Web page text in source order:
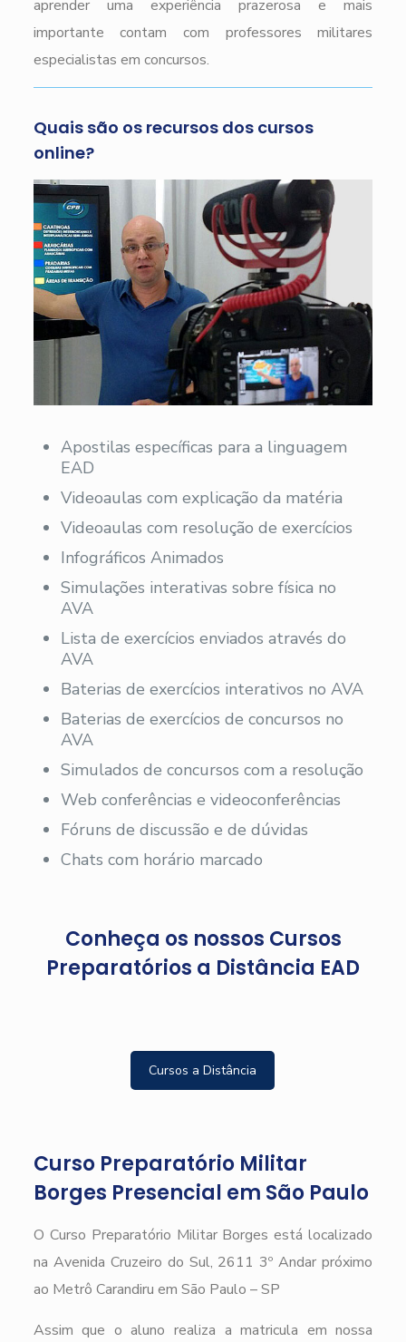
aprender uma experiência prazerosa e mais
importante contam com professores militares
especialistas em concursos.
Quais são os recursos dos cursos
online?
Apostilas específicas para a linguagem
EAD
Videoaulas com explicação da matéria
Videoaulas com resolução de exercícios
Infográficos Animados
Simulações interativas sobre física no
AVA
Lista de exercícios enviados através do
AVA
Baterias de exercícios interativos no AVA
Baterias de exercícios de concursos no
AVA
Simulados de concursos com a resolução
Web conferências e videoconferências
Fóruns de discussão e de dúvidas
Chats com horário marcado
Conheça os nossos Cursos
Preparatórios a Distância EAD
Cursos a Distância
Curso Preparatório Militar
Borges Presencial em São Paulo
O Curso Preparatório Militar Borges está localizado
na Avenida Cruzeiro do Sul, 2611 3º Andar próximo
ao Metrô Carandiru em São Paulo – SP
Assim que o aluno realiza a matricula em nossa